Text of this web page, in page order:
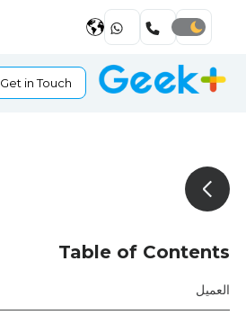
Get in Touch
Table of Contents
العميل